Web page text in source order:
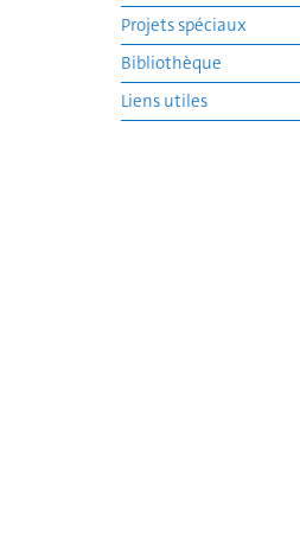
Projets spéciaux
Bibliothèque
Liens utiles